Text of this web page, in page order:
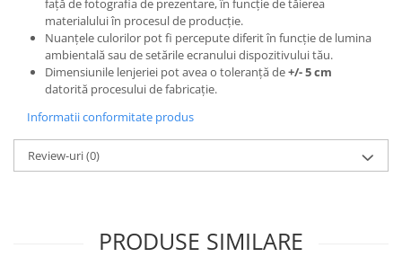
față de fotografia de prezentare, în funcție de tăierea
materialului în procesul de producție.
Nuanțele culorilor pot fi percepute diferit în funcție de lumina
ambientală sau de setările ecranului dispozitivului tău.
Dimensiunile lenjeriei pot avea o toleranță de+/- 5 cm
datorită procesului de fabricație.
Informatii conformitate produs
Review-uri(0)
PRODUSE SIMILARE